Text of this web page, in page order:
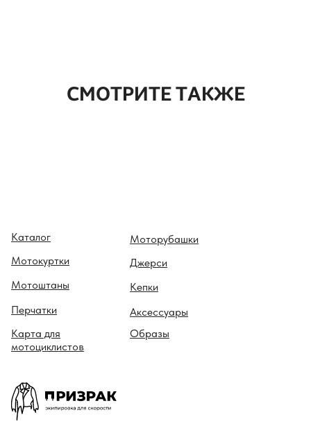
СМОТРИТЕ ТАКЖЕ
Каталог
Мотокуртки
Мотоштаны
Перчатки
Карта для
мотоциклистов
Моторубашки
Образы
Джерси
Кепки
Аксессуары